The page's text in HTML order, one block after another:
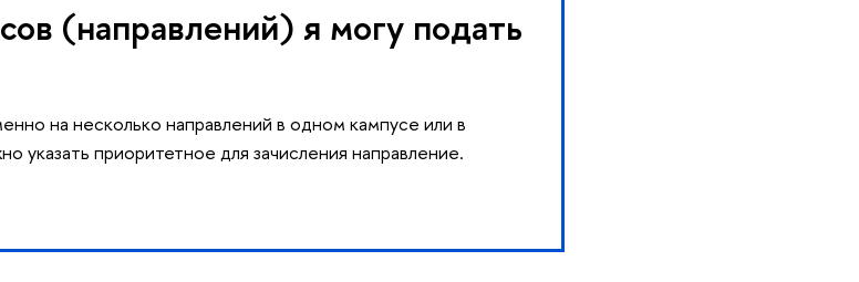
(направлений) я могу подать
на несколько направлений в одном кампусе или в
указать приоритетное для зачисления направление.